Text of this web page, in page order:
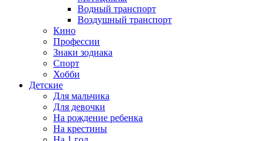
Водный транспорт
Воздушный транспорт
Кино
Профессии
Знаки зодиака
Спорт
Хобби
Детские
Для мальчика
Для девочки
На рождение ребенка
На крестины